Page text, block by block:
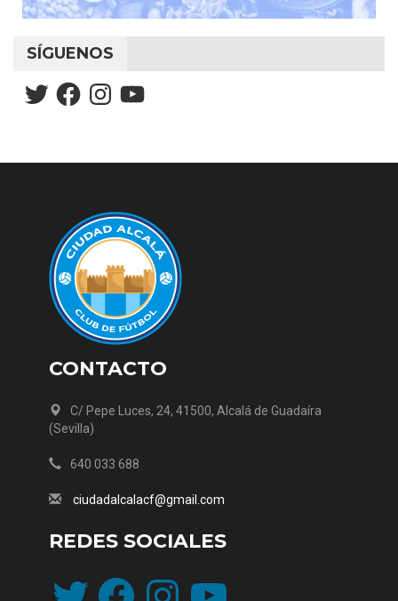
SÍGUENOS
TwitterFacebookInstagramYouTube
CONTACTO
C/ Pepe Luces, 24, 41500, Alcalá de Guadaíra
(Sevilla)
640 033 688
ciudadalcalacf@gmail.com
REDES SOCIALES
Twitter FacebookInstagramYouTube